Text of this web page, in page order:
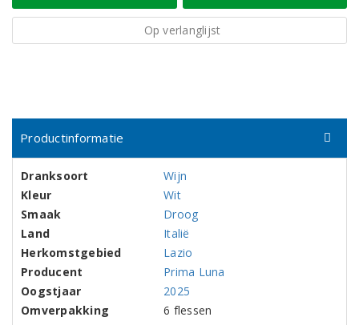
Op verlanglijst
Productinformatie
Dranksoort
Wijn
Kleur
Wit
Smaak
Droog
Land
Italië
Herkomstgebied
Lazio
Producent
Prima Luna
Oogstjaar
2025
Omverpakking
6 flessen